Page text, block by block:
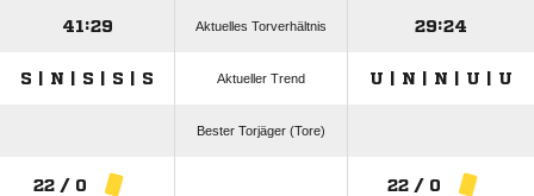
41:29 Aktuelles Torverhältnis 29:24
S | N | S | S | S Aktueller Trend U | N | N | U | U
Bester Torjäger (Tore)
22 / 0 22 / 0